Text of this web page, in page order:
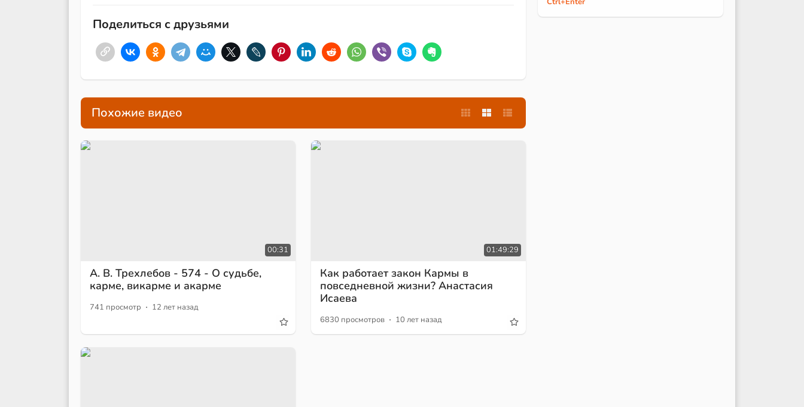
Поделиться с друзьями
Похожие видео
00:31
А. В. Трехлебов - 574 - О судьбе,
карме, викарме и акарме
741 просмотр · 12 лет назад
01:49:29
Как работает закон Кармы в
повседневной жизни? Анастасия
Исаева
6830 просмотров · 10 лет назад